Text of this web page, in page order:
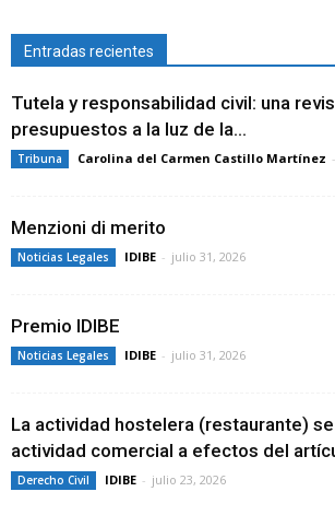
Entradas recientes
Tutela y responsabilidad civil: una
presupuestos a la luz de la...
Tribuna Carolina del Carmen Castillo Martínez -
Menzioni di merito
Noticias Legales IDIBE - julio 31, 2026
Premio IDIBE
Noticias Legales IDIBE - julio 31, 2026
La actividad hostelera (restaurante)
actividad comercial a efectos del
Derecho Civil IDIBE - julio 23, 2026